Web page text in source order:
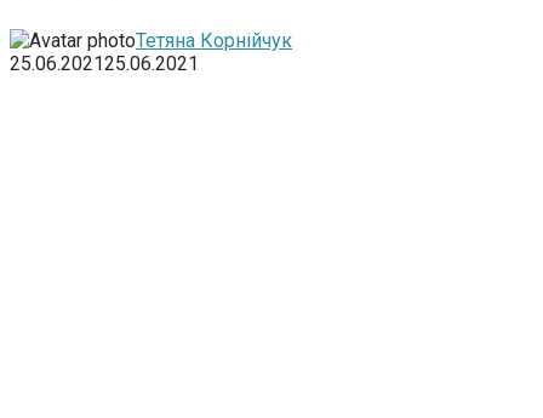
Тетяна Корнійчук
25.06.202125.06.2021